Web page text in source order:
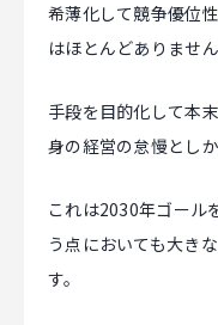
希薄化して競争優位
はほとんどありません
手段を目的化して本
身の経営の怠慢とし
これは2030年ゴール
う点においても大き
す。